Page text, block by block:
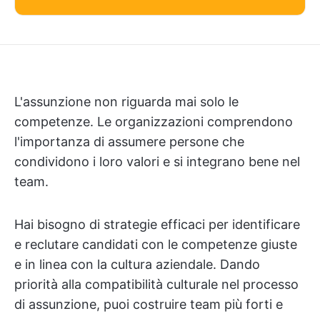
L'assunzione non riguarda mai solo le
competenze. Le organizzazioni comprendono
l'importanza di assumere persone che
condividono i loro valori e si integrano bene nel
team.
Hai bisogno di strategie efficaci per identificare
e reclutare candidati con le competenze giuste
e in linea con la cultura aziendale. Dando
priorità alla compatibilità culturale nel processo
di assunzione, puoi costruire team più forti e